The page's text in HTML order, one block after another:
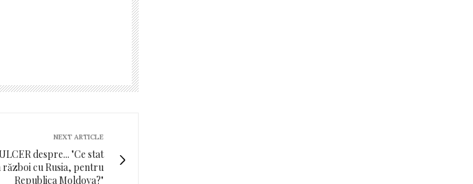
NEXT ARTICLE
despre... "Ce stat
cu Rusia, pentru
Republica Moldova?"